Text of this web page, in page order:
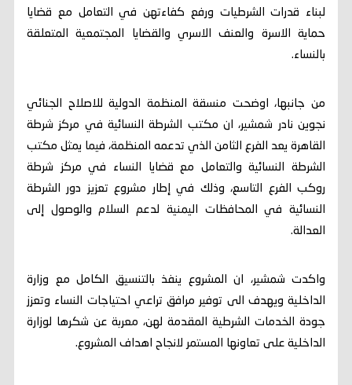
لبناء قدرات الشرطيات ورفع كفاءتهن في التعامل مع قضايا
حماية الاسرة والعنف الاسري والقضايا المجتمعية المتعلقة
بالنساء.
من جانبها، اوضحت منسقة المنظمة الدولية للاصلاح الجنائي
نجوين نادر شمشير، ان مكتب الشرطة النسائية في مركز شرطة
القاهرة يعد الفرع الثامن الذي تدعمه المنظمة، فيما يمثل مكتب
الشرطة النسائية والتعامل مع قضايا النساء في مركز شرطة
روكب الفرع التاسع، وذلك في إطار مشروع تعزيز دور الشرطة
النسائية في المحافظات اليمنية لدعم السلام والوصول إلى
العدالة.
واكدت شمشير، ان المشروع ينفذ بالتنسيق الكامل مع وزارة
الداخلية ويهدف الى توفير مرافق تراعي احتياجات النساء وتعزز
جودة الخدمات الشرطية المقدمة لهن، معربة عن شكرها لوزارة
الداخلية على تعاونها المستمر لانجاح اهداف المشروع.